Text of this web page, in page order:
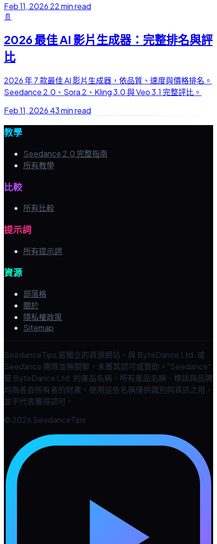
Feb 11, 2026 22 min read
📄
2026 最佳 AI 影片生成器：完整排名與評
比
2026 年 7 款最佳 AI 影片生成器，依品質、速度與價格排名。
Seedance 2.0、Sora 2、Kling 3.0 與 Veo 3.1 完整評比。
Feb 11, 2026 43 min read
教學
Seedance 2.0 完整指南
所有教學
比較
所有比較
提示詞
所有提示詞
資源
部落格
關於
隱私權政策
Sitemap
SeedanceTips 是獨立的資源網站，與 ByteDance Ltd. 或
Seedance 團隊並無關聯，未獲其認可或贊助。"Seedance"
是 ByteDance Ltd. 的產品名稱。所有產品名稱、標誌與品牌
均為各自所有者的財產。使用這些名稱僅供識別與資訊之用，
並不代表獲得認可。
© 2026 SeedanceTips